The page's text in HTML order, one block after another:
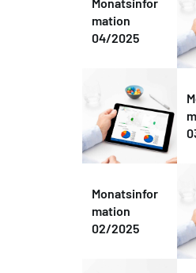
mation
04/2025
Monatsinfor
mation
02/2025